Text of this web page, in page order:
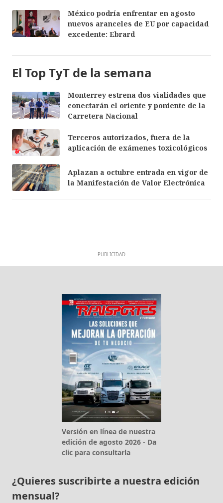
México podría enfrentar en agosto
nuevos aranceles de EU por capacidad
excedente: Ebrard
El Top TyT de la semana
Monterrey estrena dos vialidades que
conectarán el oriente y poniente de la
Carretera Nacional
Terceros autorizados, fuera de la
aplicación de exámenes toxicológicos
Aplazan a octubre entrada en vigor de
la Manifestación de Valor Electrónica
PUBLICIDAD
Versión en línea de nuestra
edición de agosto 2026 - Da
clic para consultarla
¿Quieres suscribirte a nuestra edición
mensual?